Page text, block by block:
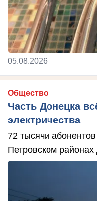
05.08.2026
Общество
Часть Донецка
электричества
72 тысячи
Петровском районах